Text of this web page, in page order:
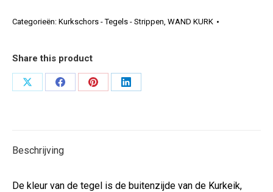
Categorieën: Kurkschors - Tegels - Strippen, WAND KURK
Share this product
Deel
Deel
Deel
Deel
Beschrijving
De kleur van de tegel is de buitenzijde van de Kurkeik,